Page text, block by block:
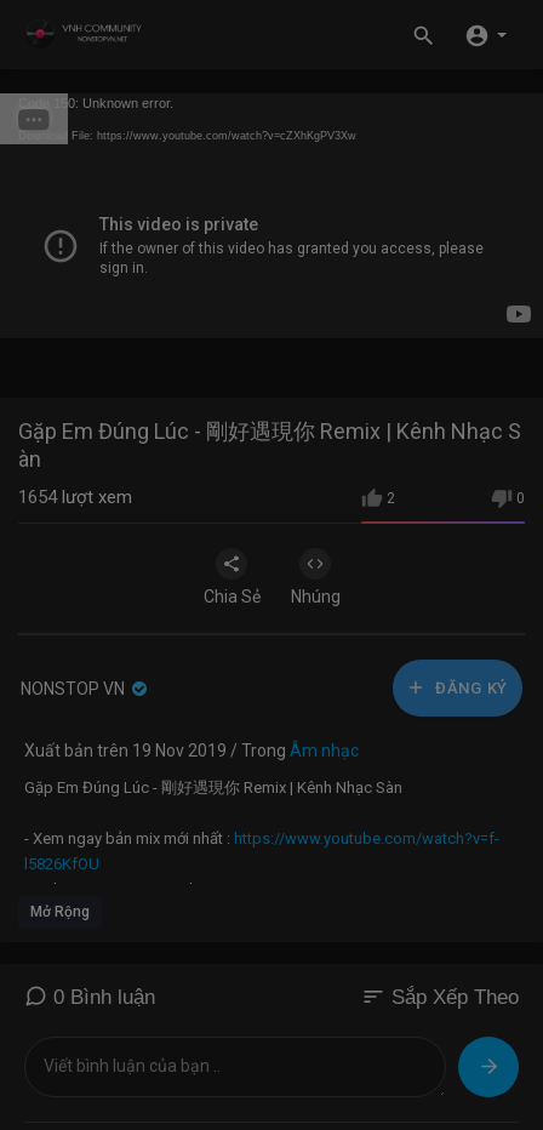
Code 150: Unknown error.
Download File: https://www.youtube.com/watch?v=cZXhKgPV3Xw
Gặp Em Đúng Lúc - 剛好遇現你 Remix | Kênh Nhạc S
àn
2 0
1654lượt xem
Chia Sẻ Nhúng
NONSTOP VN ĐĂNG KÝ
Xuất bản trên 19 Nov 2019 / Trong Âm nhạc
Gặp Em Đúng Lúc - 剛好遇現你 Remix | Kênh Nhạc Sàn
- Xem ngay bản mix mới nhất : https://www.youtube.com/watch?v=f-
l5826KfOU
- Link MP3 : Comment Ghim
- Page :https://www.facebook.com/NhacSanTop
Mở Rộng
0 Bình luận sort Sắp Xếp Theo